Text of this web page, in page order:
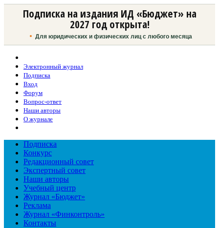
Подписка на издания ИД «Бюджет» на
2027 год открыта!
Для юридических и физических лиц с любого месяца
Электронный журнал
Подписка
Вход
Форум
Вопрос-ответ
Наши авторы
О журнале
Подписка
Конкурс
Редакционный совет
Экспертный совет
Наши авторы
Учебный центр
Журнал «Бюджет»
Реклама
Журнал «Финконтроль»
Контакты